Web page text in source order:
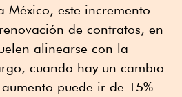
México, este incremento
de contratos, en
alinearse con la
cuando hay un cambio
puede ir de 15%